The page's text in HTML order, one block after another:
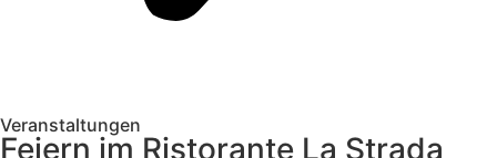
Veranstaltungen
Feiern im Ristorante La Strada